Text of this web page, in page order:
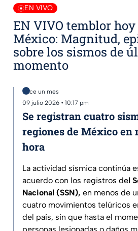
EN VIVO
EN VIVO temblor
México: Magnitud,
sobre los sismos de
momento
Hace un mes
09 julio 2026 • 10:17 pm
Se registran cuatro
regiones de México en
hora
La actividad sísmica continúa
acuerdo con los registros del
Nacional (SSN), en menos de
cuatro movimientos telúricos
del país, sin que hasta el